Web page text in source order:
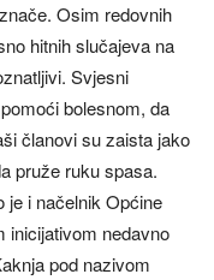
Osim redovnih
hitnih slučajeva na
Svjesni
bolesnom, da
članovi su zaista jako
pruže ruku spasa.
je i načelnik Općine
inicijativom nedavno
pod nazivom